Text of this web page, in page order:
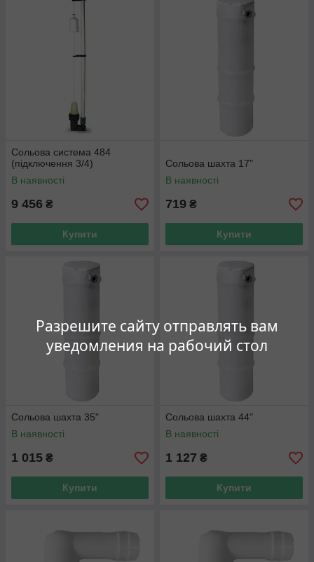
Разрешите сайту отправлять вам
уведомления на рабочий стол
Сольова система 484
(підключення 3/4)
В наявності
9 456 ₴
Купити
Сольова шахта 17"
В наявності
719 ₴
Купити
Сольова шахта 35"
В наявності
1 015 ₴
Купити
Сольова шахта 44"
В наявності
1 127 ₴
Купити